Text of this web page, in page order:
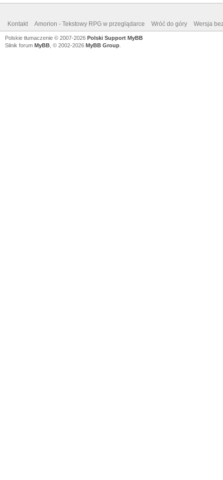
Kontakt Amorion - Tekstowy RPG w przeglądarce Wróć do góry Wersja
Polskie tłumaczenie © 2007-2026 Polski Support MyBB
Silnik forum MyBB , © 2002-2026 MyBB Group